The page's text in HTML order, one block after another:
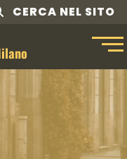
CERCA NEL SITO